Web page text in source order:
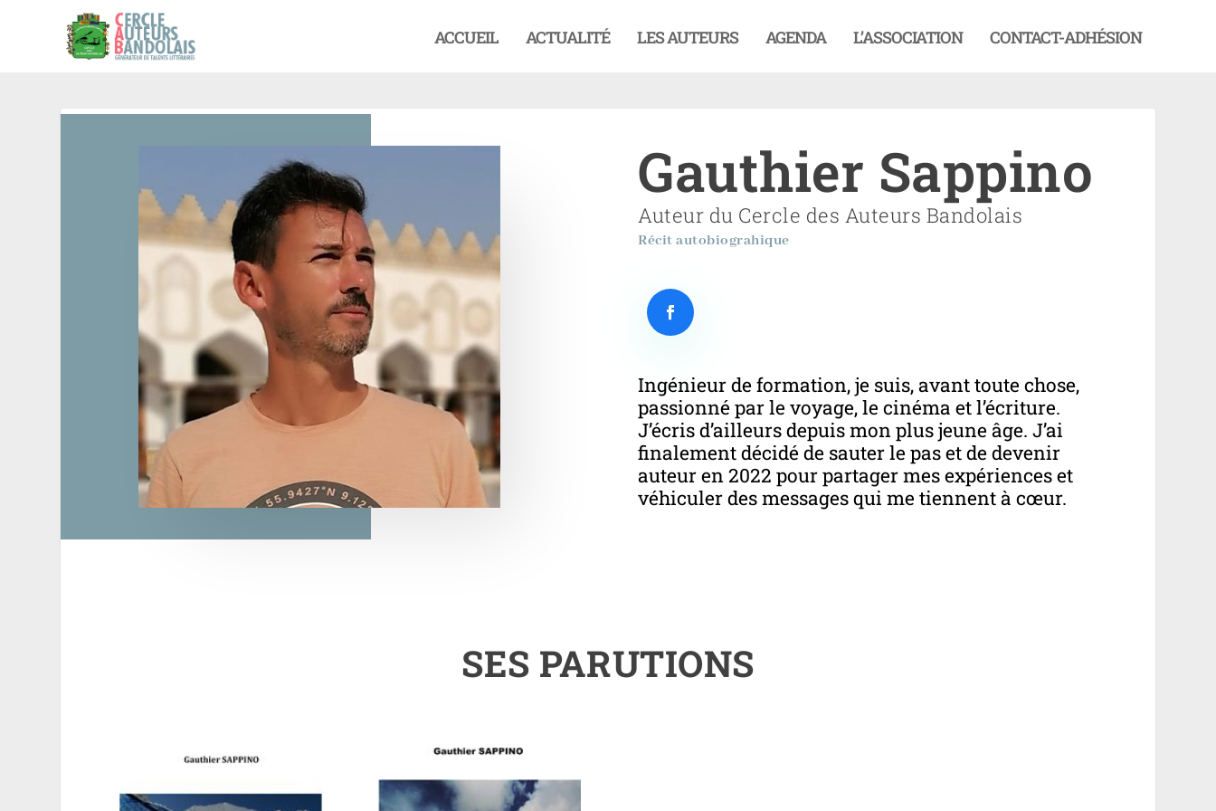
ACCUEIL ACTUALITÉ LES AUTEURS AGENDA L’ASSOCIATION CONTACT-ADHÉSION
Gauthier Sappino
Auteur du Cercle des Auteurs Bandolais
Récit autobiograhique
Ingénieur de formation, je suis, avant toute chose,
passionné par le voyage, le cinéma et l’écriture.
J’écris d’ailleurs depuis mon plus jeune âge. J’ai
finalement décidé de sauter le pas et de devenir
auteur en 2022 pour partager mes expériences et
véhiculer des messages qui me tiennent à cœur.
SES PARUTIONS